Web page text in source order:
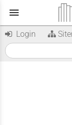
menu
Login